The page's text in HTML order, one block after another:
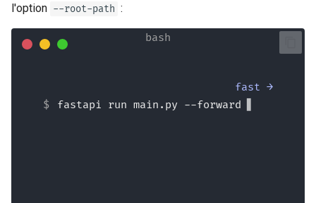
l'option --root-path :
fast →
fastapi run main.py --forwarded-